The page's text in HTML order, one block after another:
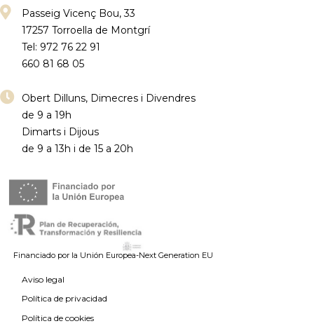
Passeig Vicenç Bou, 33
17257 Torroella de Montgrí
Tel: 972 76 22 91
660 81 68 05
Obert Dilluns, Dimecres i Divendres
de 9 a 19h
Dimarts i Dijous
de 9 a 13h i de 15 a 20h
Financiado por la Unión Europea-Next Generation EU
Aviso legal
Política de privacidad
Política de cookies